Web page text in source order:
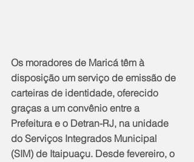
Os moradores de Maricá têm à
disposição um serviço de emissão de
carteiras de identidade, oferecido
graças a um convênio entre a
Prefeitura e o Detran-RJ, na unidade
do Serviços Integrados Municipal
(SIM) de Itaipuaçu. Desde fevereiro, o